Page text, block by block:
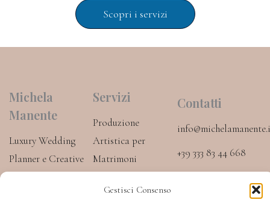
Gestisci Consenso
Scopri i servizi
Michela
Manente
Luxury Wedding
Planner e Creative
Servizi
Produzione
Artistica per
Matrimoni
Contatti
+39 333 83 44 668